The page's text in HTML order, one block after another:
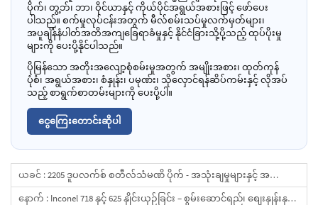
ပိုက်၊ တွ့ဘ်၊ ဘာ၊ ဝိုင်ယာနှင့် ကိုယ်ပိုင်အရွယ်အစားဖြင့် ဖော်ပေး
ပါသည်။ စက်မှုလုပ်ငန်းအတွက် မီလ်စမ်းသပ်မှုလက်မှတ်များ၊
အပူချိန်နံပါတ်အတိအကျခြေရာခံမှုနှင့် နိုင်ငံခြားသို့ပို့သည့် ထုပ်ပိုးမှု
များကို ပေးပို့နိုင်ပါသည်။
ပိုမြန်သော အတိုးအလျော့စုံစမ်းမှုအတွက် အမျိုးအစား၊ ထုတ်ကုန်
ပုံစံ၊ အရွယ်အစား၊ စံနှုန်း၊ ပမုဏ်း၊ သိုလှောင်ရန်ဆိပ်ကမ်းနှင့် လိုအပ်
သည့် စာရွက်စာတမ်းများကို ပေးပို့ပါ။
ငွေကြေးတောင်းဆိုပါ
ယခင် :2205 ဒူပလက်စ် စတီလ်သံမဏိ ပိုက် - အသုံးချမှုများနှင့် အကျေးဇူးများ
နောက် : Inconel 718 နှင့် 625 နှိုင်းယှဉ်ခြင်း – စွမ်းဆောင်ရည်၊ စျေးနှုန်းနှင့် ပေးသွင်းရေးဆိုင်ရာ ဝယ်လုပ်သူအတွက် လမ်းညွှန်